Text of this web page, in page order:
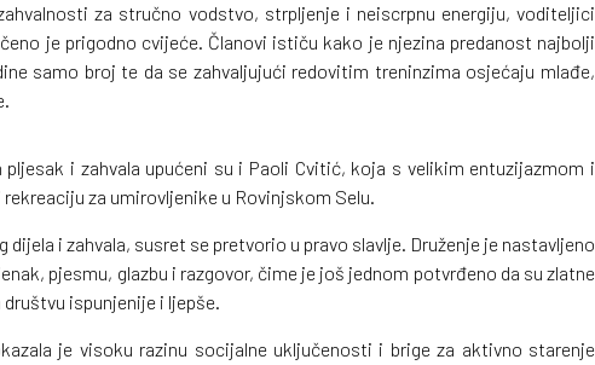
za stručno vodstvo, strpljenje i neiscrpnu energiju, voditeljici
je prigodno cvijeće. Članovi ističu kako je njezina predanost najbolji
samo broj te da se zahvaljujući redovitim treninzima osjećaju mlađe,
pljesak i zahvala upućeni su i Paoli Cvitić, koja s velikim entuzijazmom i
za umirovljenike u Rovinjskom Selu.
dijela i zahvala, susret se pretvorio u pravo slavlje. Druženje je nastavljeno
pjesmu, glazbu i razgovor, čime je još jednom potvrđeno da su zlatne
društvu ispunjenije i ljepše.
je visoku razinu socijalne uključenosti i brige za aktivno starenje